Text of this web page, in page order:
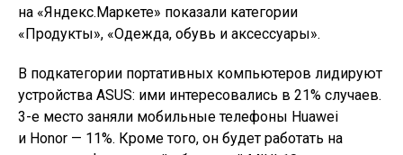
на «Яндекс.Маркете» показали категории
«Продукты», «Одежда, обувь и аксессуары».
В подкатегории портативных компьютеров лидируют
устройства ASUS: ими интересовались в 21% случаев.
3-е место заняли мобильные телефоны Huawei
и Honor — 11%. Кроме того, он будет работать на